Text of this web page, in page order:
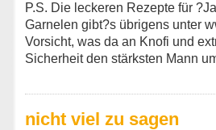
P.S. Die leckeren Rezepte für
Garnelen gibt?s übrigens unter
Vorsicht, was da an Knofi und
Sicherheit den stärksten Mann
nicht viel zu sagen